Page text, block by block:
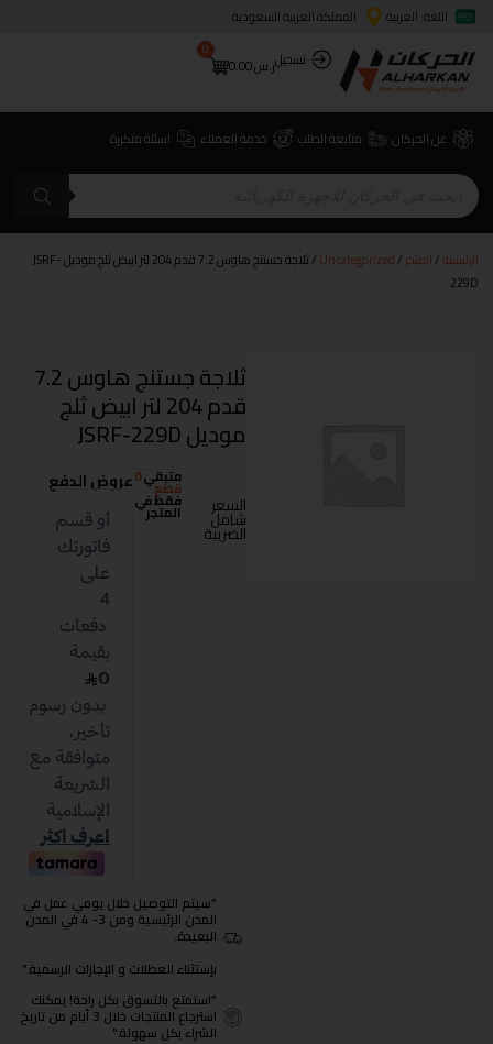
اللغة: العربية
المملكة العربية السعودية
تسجيلر.س0.00
0
عن الحركان متابعة الطلب خدمة العملاء اسئلة متكررة
الرئيسية/المتجر/
Uncategorized
/ ثلاجة جستنج هاوس 7.2 قدم 204 لتر ابيض ثلج موديل JSRF-
229D
ثلاجة جستنج هاوس 7.2
قدم 204 لتر ابيض ثلج
موديل JSRF-229D
السعر
شامل
الضريبة
متبقي0
قطع
فقط في
المتجر
عروض الدفع
"سيتم التوصيل خلال يومي عمل في
المدن الرئيسية ومن 3- 4 في المدن
البعيدة.
بإستثناء العطلات و الإجازات الرسمية."
"استمتع بالتسوق بكل راحة! يمكنك
استرجاع المنتجات خلال 3 أيام من تاريخ
الشراء بكل سهولة."